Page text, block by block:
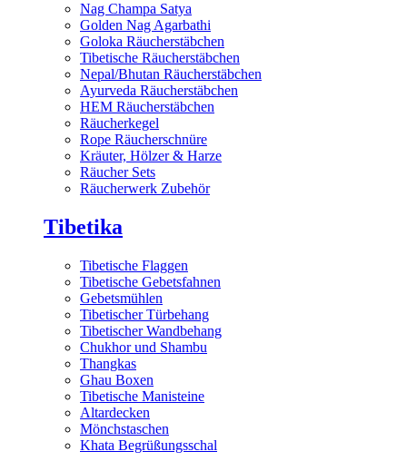
Nag Champa Satya
Golden Nag Agarbathi
Goloka Räucherstäbchen
Tibetische Räucherstäbchen
Nepal/Bhutan Räucherstäbchen
Ayurveda Räucherstäbchen
HEM Räucherstäbchen
Räucherkegel
Rope Räucherschnüre
Kräuter, Hölzer & Harze
Räucher Sets
Räucherwerk Zubehör
Tibetika
Tibetische Flaggen
Tibetische Gebetsfahnen
Gebetsmühlen
Tibetischer Türbehang
Tibetischer Wandbehang
Chukhor und Shambu
Thangkas
Ghau Boxen
Tibetische Manisteine
Altardecken
Mönchstaschen
Khata Begrüßungsschal